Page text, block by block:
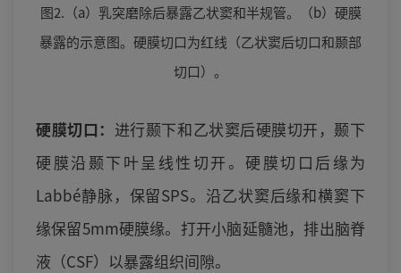
图2.（a）乳突磨除后暴露乙状窦和半规管。（b）硬膜
暴露的示意图。硬膜切口为红线（乙状窦后切口和颞部
切口）。
硬膜切口： 进行颞下和乙状窦后硬膜切开，颞下
硬膜沿颞下叶呈线性切开。硬膜切口后缘为
Labbé静脉，保留SPS。沿乙状窦后缘和横窦下
缘保留5mm硬膜缘。打开小脑延髓池，排出脑脊
液（CSF）以暴露组织间隙。